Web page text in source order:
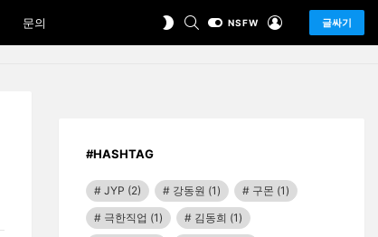
문의
SWITCHSEARCHNSFW 글싸기
#HASHTAG
JYP (2) 강동원 (1) 구몬 (1)
극한직업 (1) 김동희 (1)